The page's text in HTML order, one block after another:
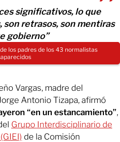
significativos, lo que
son retrasos, son mentiras
gobierno”
los padres de los 43 normalistas
Vargas, madre del
Antonio Tizapa, afirmó
“en un estancamiento”,
Grupo Interdisciplinario de
de la Comisión